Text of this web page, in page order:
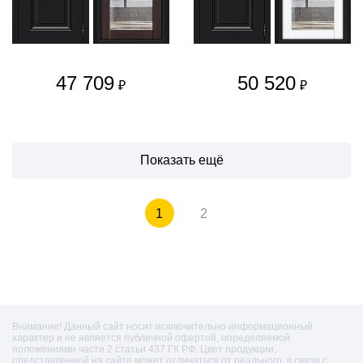
47 709 ₽ 50 520 ₽
Показать ещё
1 2
Внимание! Данный сайт носит исключительно информационный
характер и не является публичной офертой, определяемой
положениями части 2 статьи 437 ГК РФ. Цвет продукции,
представленной на сайте может отличаться от реального, в связи с